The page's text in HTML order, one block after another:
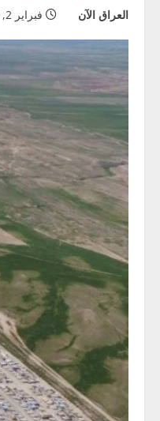
العراق الآن فبراير 2, 2026